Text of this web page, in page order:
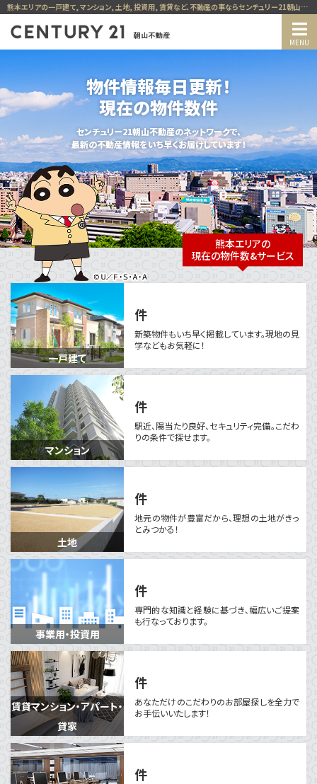
熊本エリアの一戸建て, マンション, 土地, 投資用, 賃貸など、不動産の事ならセンチュリー21朝山不動産
物件情報毎日更新！
現在の物件数件
センチュリー21朝山不動産のネットワークで、
最新の不動産情報をいち早くお届けしています！
熊本エリアの
現在の物件数&サービス
一戸建て
件
新築物件もいち早く掲載しています。現地の見
学などもお気軽に！
マンション
件
駅近、陽当たり良好、セキュリティ完備。こだわ
りの条件で探せます。
土地
件
地元の物件が豊富だから、理想の土地がきっ
とみつかる！
事業用・投資用
件
専門的な知識と経験に基づき、 幅広いご提案
も行なっております。
賃貸マンション・アパート・
貸家
件
あなただけのこだわりのお部屋探しを全力で
お手伝いいたします！
件